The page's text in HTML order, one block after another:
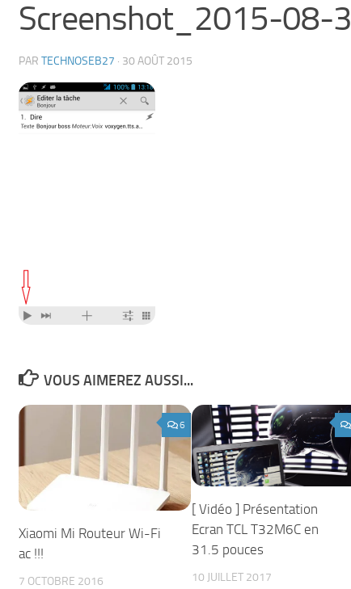
Screenshot_2015-
PAR TECHNOSEB27 · 30 AOÛT 2015
VOUS AIMEREZ AUSSI...
6
Xiaomi Mi Routeur Wi-Fi
ac !!!
7 OCTOBRE 2016
[ Vidéo ] Présentation
Ecran TCL T32M6C en
31.5 pouces
10 JUILLET 2017